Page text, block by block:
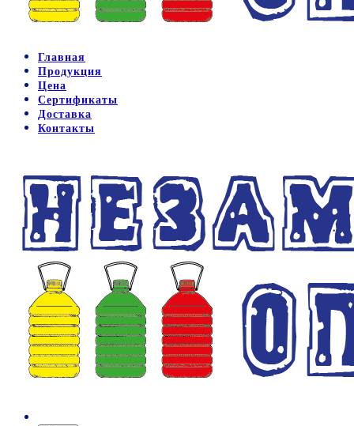
Главная
Продукция
Цена
Сертификаты
Доставка
Контакты